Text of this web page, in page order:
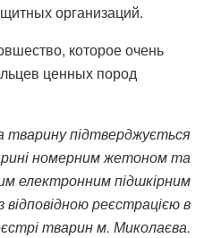
организаций.
которое очень
ценных пород
тварину підтверджується
номерним жетоном та
електронним підшкірним
реєстрацією в
тварин м. Миколаєва.